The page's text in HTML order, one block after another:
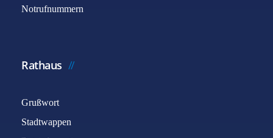
Notrufnummern
Rathaus
Grußwort
Stadtwappen